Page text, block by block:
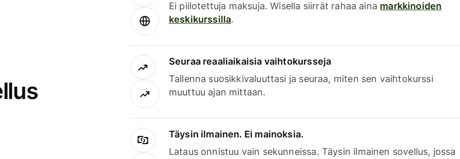
Ei piilotettuja maksuja. Wisella siirrät rahaa aina markkinoiden
keskikurssilla.
Seuraa reaaliaikaisia vaihtokursseja
Tallenna suosikkivaluuttasi ja seuraa, miten sen vaihtokurssi
muuttuu ajan mittaan.
Täysin ilmainen. Ei mainoksia.
Lataus onnistuu vain sekunneissa. Täysin ilmainen sovellus, jossa